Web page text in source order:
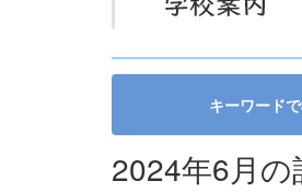
キーワード
2024年6月の